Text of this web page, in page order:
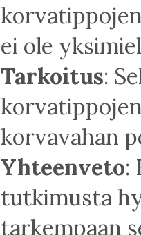
ei ole
Tarkoitus:
korvavahan
Yhteenveto:
tutkimusta
tarkempaan